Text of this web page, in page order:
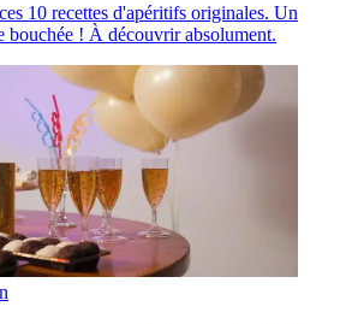
10 recettes d'apéritifs originales. Un
bouchée ! À découvrir absolument.